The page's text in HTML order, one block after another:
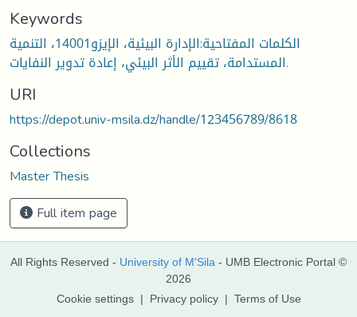
Keywords
الكلمات المفتاحية:الإدارة البيئية، الإيزو14001، التنمية
المستدامة، تقييم الأثر البيئي، إعادة تدوير النفايات.
URI
https://depot.univ-msila.dz/handle/123456789/8618
Collections
Master Thesis
Full item page
All Rights Reserved - University of M'Sila - UMB Electronic Portal ©
2026
Cookie settings | Privacy policy | Terms of Use